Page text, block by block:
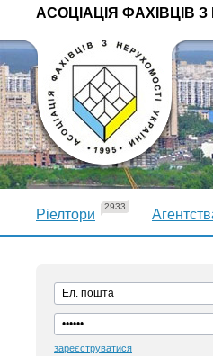
АСОЦІАЦІЯ ФАХІВЦІВ
Ріелтори
2933
зареєструватися